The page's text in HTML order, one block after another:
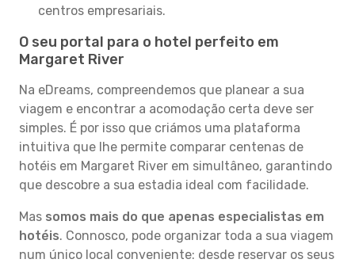
centros empresariais.
O seu portal para o hotel perfeito em
Margaret River
Na eDreams, compreendemos que planear a sua
viagem e encontrar a acomodação certa deve ser
simples. É por isso que criámos uma plataforma
intuitiva que lhe permite comparar centenas de
hotéis em Margaret River em simultâneo, garantindo
que descobre a sua estadia ideal com facilidade.
Mas somos mais do que apenas especialistas em
hotéis. Connosco, pode organizar toda a sua viagem
num único local conveniente: desde reservar os seus